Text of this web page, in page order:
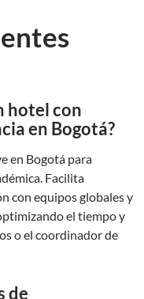
hotel con
en Bogotá?
en Bogotá para
Facilita
con equipos globales y
el tiempo y
o el coordinador de
de